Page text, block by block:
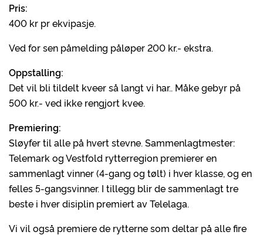
Pris:
400 kr pr ekvipasje.
Ved for sen påmelding påløper 200 kr.- ekstra.
Oppstalling:
Det vil bli tildelt kveer så langt vi har.. Måke gebyr på
500 kr.- ved ikke rengjort kvee.
Premiering:
Sløyfer til alle på hvert stevne. Sammenlagtmester:
Telemark og Vestfold rytterregion premierer en
sammenlagt vinner (4-gang og tølt) i hver klasse, og en
felles 5-gangsvinner. I tillegg blir de sammenlagt tre
beste i hver disiplin premiert av Telelaga.
Vi vil også premiere de rytterne som deltar på alle fire